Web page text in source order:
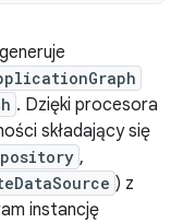
. Dzięki procesora
składający się
,
) z
instancję